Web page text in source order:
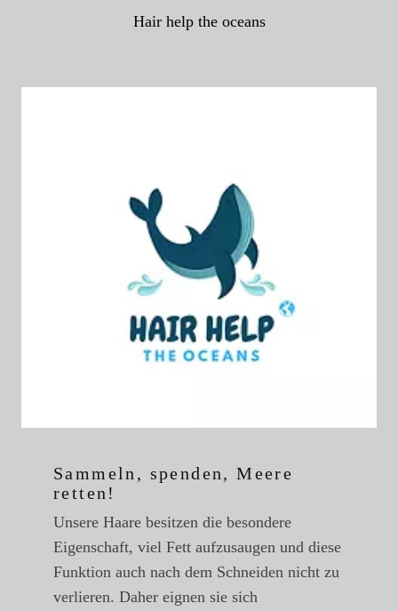
Hair help the oceans
Sammeln, spenden, Meere
retten!
Unsere Haare besitzen die besondere
Eigenschaft, viel Fett aufzusaugen und diese
Funktion auch nach dem Schneiden nicht zu
verlieren. Daher eignen sie sich